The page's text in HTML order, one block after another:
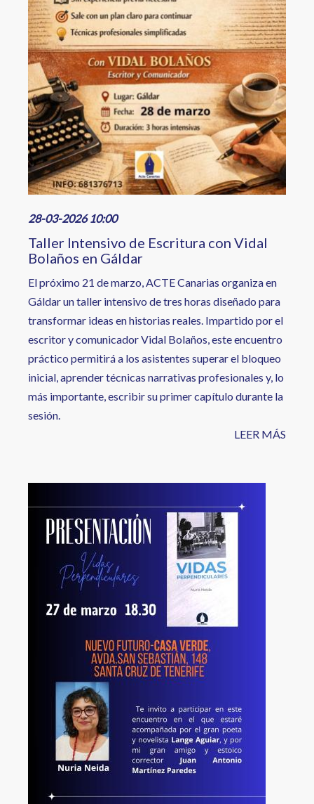
28-03-2026 10:00
Taller Intensivo de Escritura con Vidal
Bolaños en Gáldar
El próximo 21 de marzo, ACTE Canarias organiza en
Gáldar un taller intensivo de tres horas diseñado para
transformar ideas en historias reales. Impartido por el
escritor y comunicador Vidal Bolaños, este encuentro
práctico permitirá a los asistentes superar el bloqueo
inicial, aprender técnicas narrativas profesionales y, lo
más importante, escribir su primer capítulo durante la
sesión.
LEER MÁS